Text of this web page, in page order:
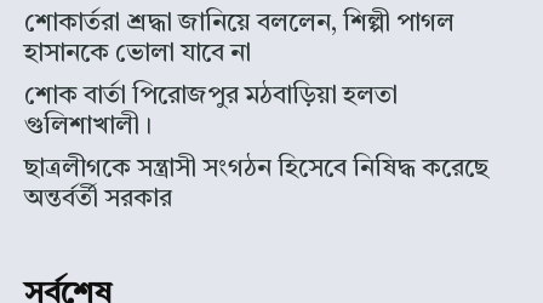
শোকার্তরা শ্রদ্ধা জানিয়ে বললেন, শিল্পী পাগল
হাসানকে ভোলা যাবে না
শোক বার্তা পিরোজপুর মঠবাড়িয়া হলতা
গুলিশাখালী।
ছাত্রলীগকে সন্ত্রাসী সংগঠন হিসেবে নিষিদ্ধ করেছে
অন্তর্বর্তী সরকার
সর্বশেষ